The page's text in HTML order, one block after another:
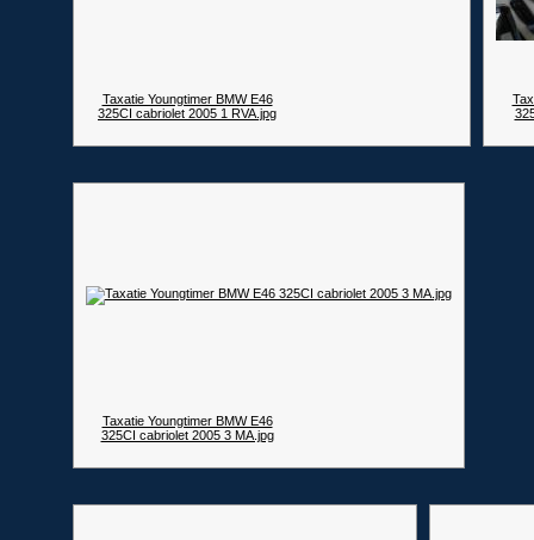
Taxatie Youngtimer BMW E46
325CI cabriolet 2005 1 RVA.jpg
Taxatie Youngtimer BMW E46
325CI cabriolet 2005 3 MA.jpg